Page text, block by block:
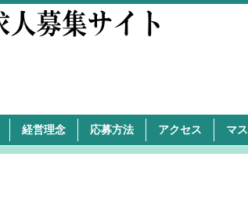
経営理念 応募方法 アクセス マ